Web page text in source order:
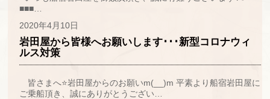
■■■…
2020年4月10日
岩田屋から皆様へお願いします･･･新型コロナウィ
ルス対策
皆さまへ⭐岩田屋からのお願いm(__)m 平素より船宿岩田屋に
ご乗船頂き、誠にありがとうござい…